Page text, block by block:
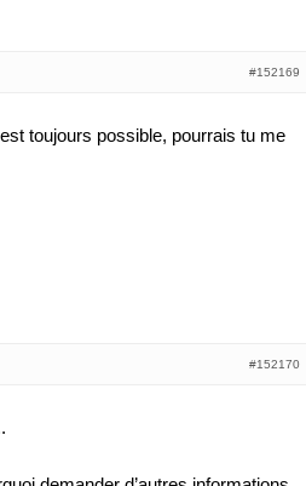
#152169
toujours possible, pourrais tu me
#152170